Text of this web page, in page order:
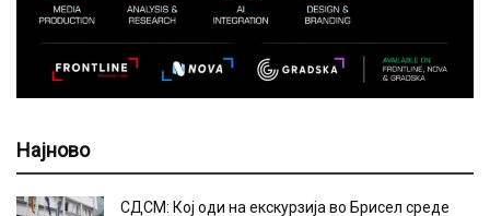
Најново
СДСМ: Кој оди на екскурзија во Брисел среде